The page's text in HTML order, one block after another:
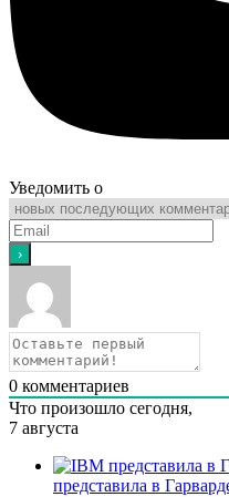
Уведомить о
0 комментариев
Что произошло сегодня,
7 августа
представила в